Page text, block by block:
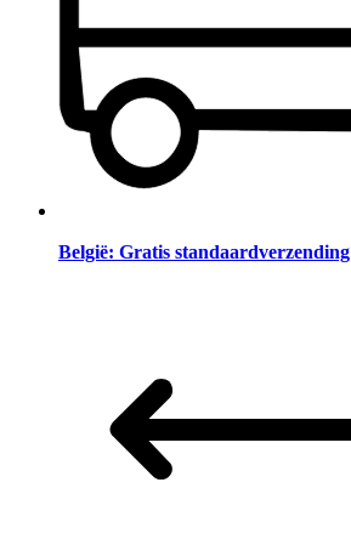
België: Gratis standaardverzending